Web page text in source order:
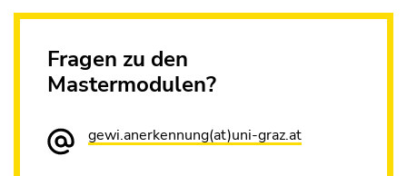
Fragen zu den
Mastermodulen?
gewi.anerkennung(at)uni-graz.at